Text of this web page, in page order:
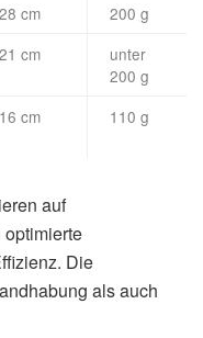
28 cm 200 g
21 cm
unter
200 g
16 cm 110 g
auf
Die
als auch